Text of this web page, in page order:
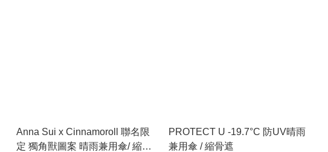
Anna Sui x Cinnamoroll 聯名限
定 獨角獸圖案 晴雨兼用傘/ 縮骨
PROTECT U -19.7°C 防UV晴雨
兼用傘 / 縮骨遮